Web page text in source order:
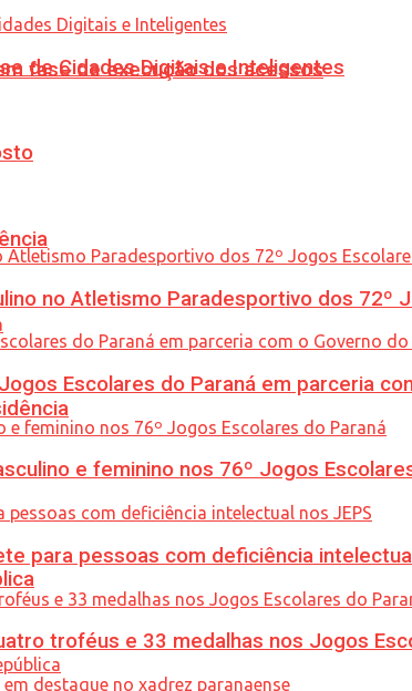
fase de execução dos acessos
de Cidades Digitais e Inteligentes
no Atletismo Paradesportivo dos 72º
Escolares do Paraná em parceria
e feminino nos 76º Jogos
para pessoas com deficiência
troféus e 33 medalhas nos Jogos